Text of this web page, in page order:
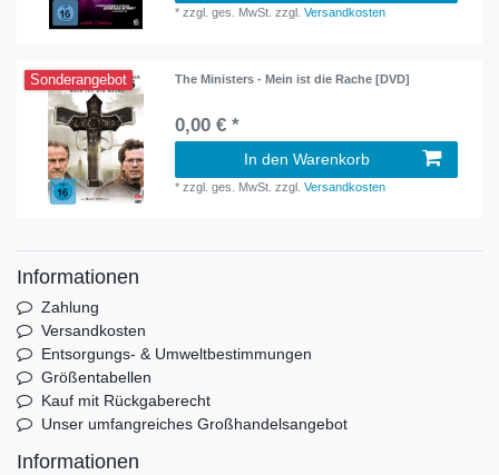
*zzgl. ges. MwSt. zzgl.Versandkosten
Sonderangebot The Ministers - Mein ist die Rache [DVD]
0,00 € *
In den Warenkorb
*zzgl. ges. MwSt. zzgl.Versandkosten
Informationen
Zahlung
Versandkosten
Entsorgungs- & Umweltbestimmungen
Größentabellen
Kauf mit Rückgaberecht
Unser umfangreiches Großhandelsangebot
Informationen